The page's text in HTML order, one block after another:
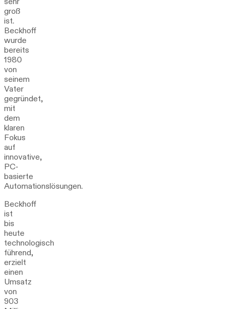
groß
ist.
Beckhoff
wurde
bereits
1980
von
seinem
Vater
gegründet,
mit
dem
klaren
Fokus
auf
innovative,
PC-
basierte
Automationslösungen.
Beckhoff
ist
bis
heute
technologisch
führend,
erzielt
einen
Umsatz
von
903